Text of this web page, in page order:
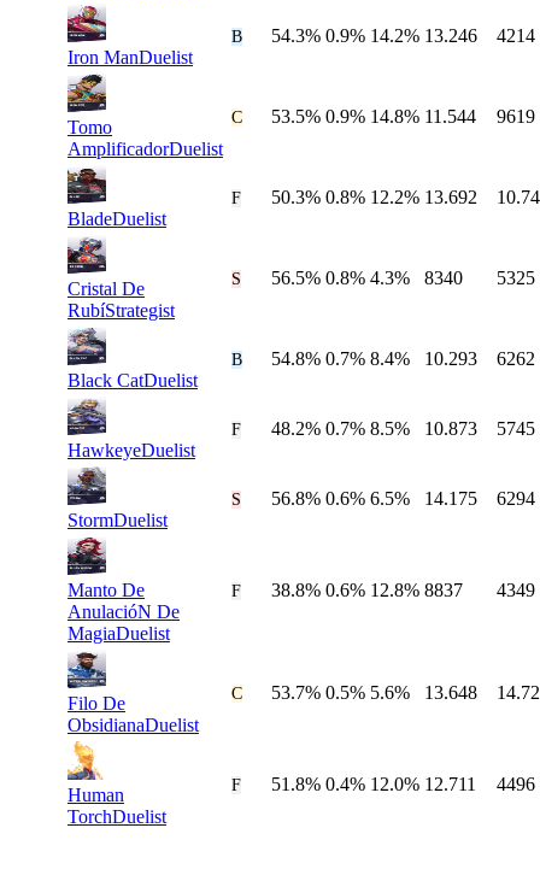
Iron ManDuelist
B 54.3% 0.9% 14.2% 13.246 4214
Tomo
AmplificadorDuelist
C 53.5% 0.9% 14.8% 11.544 9619
BladeDuelist
F 50.3% 0.8% 12.2% 13.692
Cristal De
RubíStrategist
S 56.5% 0.8% 4.3% 8340 5325
Black CatDuelist
B 54.8% 0.7% 8.4% 10.293 6262
HawkeyeDuelist
F 48.2% 0.7% 8.5% 10.873 5745
StormDuelist
S 56.8% 0.6% 6.5% 14.175 6294
Manto De
AnulacióN De
MagiaDuelist
F 38.8% 0.6% 12.8% 8837 4349
Filo De
ObsidianaDuelist
C 53.7% 0.5% 5.6% 13.648
Human
TorchDuelist
F 51.8% 0.4% 12.0% 12.711 4496